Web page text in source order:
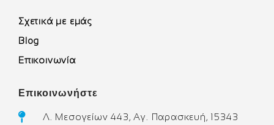
Σχετικά με εμάς
Blog
Επικοινωνία
Επικοινωνήστε
Λ. Μεσογείων 443, Αγ. Παρασκευή, 15343